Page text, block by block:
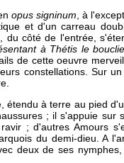
opus signinum , à
et d'un carreau
côté de l'entrée,
à Thétis le
de cette oeuvre
constellations. Sur
étendu à terre au pied
; il s'appuie sur
; d'autres Amours
du demi-dieu. A
deux de ses